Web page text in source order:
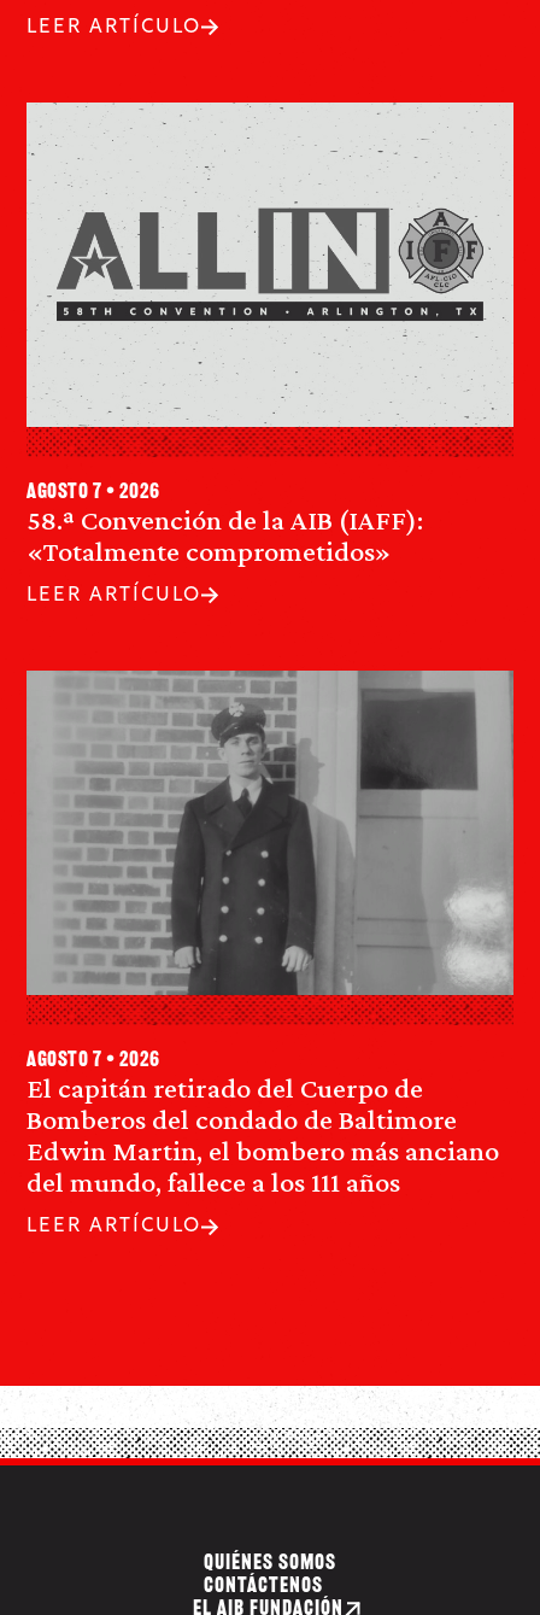
LEER ARTÍCULO
58.ª Convención de la AIB (IAFF):
«Totalmente comprometidos»
agosto 7 • 2026
LEER ARTÍCULO
El capitán retirado del Cuerpo de
Bomberos del condado de Baltimore
Edwin Martin, el bombero más anciano
del mundo, fallece a los 111 años
agosto 7 • 2026
LEER ARTÍCULO
QUIÉNES SOMOS
CONTÁCTENOS
EL AIB FUNDACIÓN